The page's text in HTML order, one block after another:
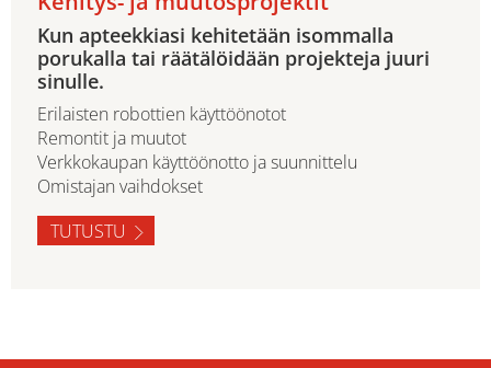
Kun apteekkiasi kehitetään isommalla
porukalla tai räätälöidään projekteja juuri
sinulle.
Erilaisten robottien käyttöönotot
Remontit ja muutot
Verkkokaupan käyttöönotto ja suunnittelu
Omistajan vaihdokset
TUTUSTU